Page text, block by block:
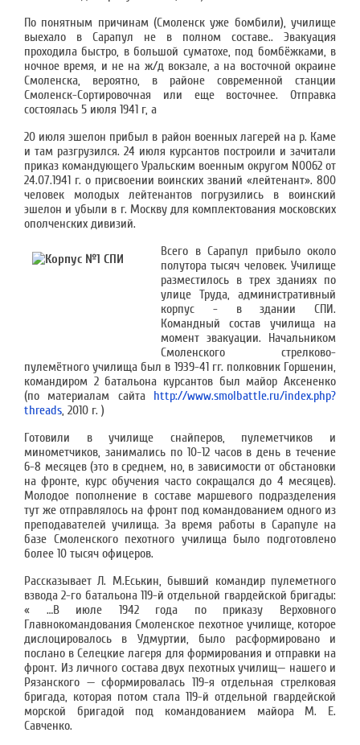
По понятным причинам (Смоленск уже бомбили), училище
выехало в Сарапул не в полном составе.. Эвакуация
проходила быстро, в большой суматохе, под бомбёжками, в
ночное время, и не на ж/д вокзале, а на восточной окраине
Смоленска, вероятно, в районе современной станции
Смоленск-Сортировочная или еще восточнее. Отправка
состоялась 5 июля 1941 г, а
20 июля эшелон прибыл в район военных лагерей на р. Каме
и там разгрузился. 24 июля курсантов построили и зачитали
приказ командующего Уральским военным округом N0062 от
24.07.1941 г. о присвоении воинских званий «лейтенант». 800
человек молодых лейтенантов погрузились в воинский
эшелон и убыли в г. Москву для комплектования московских
ополченских дивизий.
Всего в Сарапул прибыло около
полутора тысяч человек. Училище
разместилось в трех зданиях по
улице Труда, административный
корпус - в здании СПИ.
Командный состав училища на
момент эвакуации. Начальником
Смоленского стрелково-
пулемётного училища был в 1939-41 гг. полковник Горшенин,
командиром 2 батальона курсантов был майор Аксененко
(по материалам сайта http://www.smolbattle.ru/index.php?
threads, 2010 г. )
Готовили в училище снайперов, пулеметчиков и
минометчиков, занимались по 10-12 часов в день в течение
6-8 месяцев (это в среднем, но, в зависимости от обстановки
на фронте, курс обучения часто сокращался до 4 месяцев).
Молодое пополнение в составе маршевого подразделения
тут же отправлялось на фронт под командованием одного из
преподавателей училища. За время работы в Сарапуле на
базе Смоленского пехотного училища было подготовлено
более 10 тысяч офицеров.
Рассказывает Л. М.Еськин, бывший командир пулеметного
взвода 2-го батальона 119-й отдельной гвардейской бригады:
« …В июле 1942 года по приказу Верховного
Главнокомандования Смоленское пехотное училище, которое
дислоцировалось в Удмуртии, было расформировано и
послано в Селецкие лагеря для формирования и отправки на
фронт. Из личного состава двух пехотных училищ— нашего и
Рязанского — сформировалась 119-я отдельная стрелковая
бригада, которая потом стала 119-й отдельной гвардейской
морской бригадой под командованием майора М. Е.
Савченко.